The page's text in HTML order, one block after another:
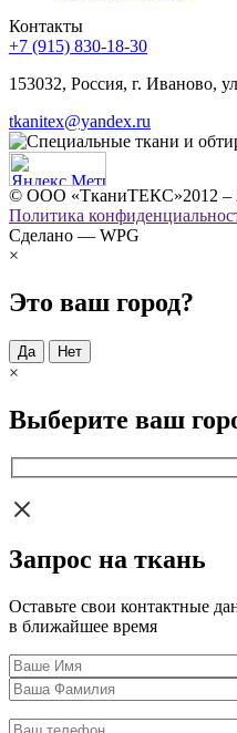
Контакты
+7 (915) 830-18-30
153032, Россия, г. Иваново,
tkanitex@yandex.ru
© ООО «ТканиТЕКС»2012 –
Политика
Сделано — WPG
×
Это ваш город?
Да Нет
×
Выберите ваш
Запрос на ткань
Оставьте свои контактные
в ближайшее время